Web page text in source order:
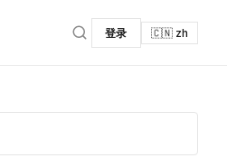
登录 🇨🇳 zh